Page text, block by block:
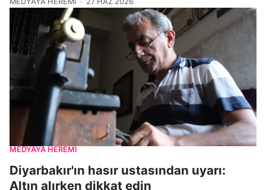
MEDYAYA HERÊMÎ
Diyarbakır'ın hasır ustasından uyarı:
Altın alırken dikkat edin